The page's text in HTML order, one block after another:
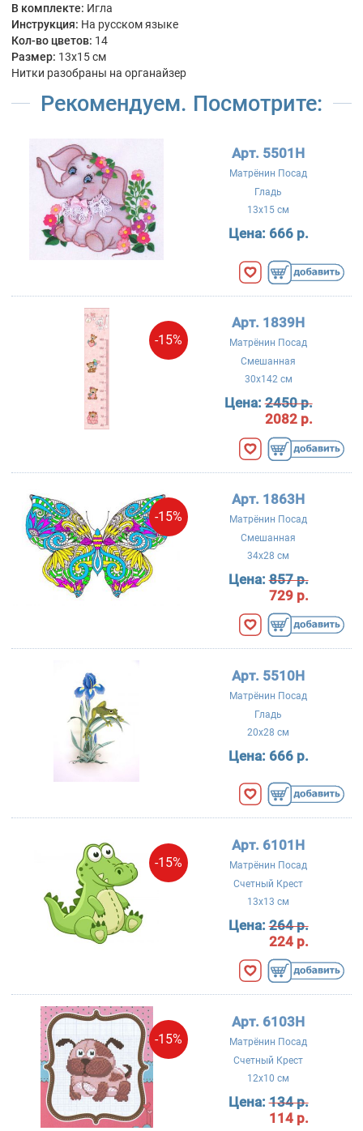
В комплекте: Игла
Инструкция: На русском языке
Кол-во цветов: 14
Размер: 13x15 см
Нитки разобраны на органайзер
Рекомендуем. Посмотрите:
Арт. 5501Н
Матрёнин Посад
Гладь
13x15 см
Цена: 666 р.
-15%
Арт. 1839Н
Матрёнин Посад
Смешанная
30x142 см
Цена:2450 р.
2082 р.
-15%
Арт. 1863Н
Матрёнин Посад
Смешанная
34x28 см
Цена:857 р.
729 р.
Арт. 5510Н
Матрёнин Посад
Гладь
20x28 см
Цена: 666 р.
-15%
Арт. 6101Н
Матрёнин Посад
Счетный Крест
13x13 см
Цена:264 р.
224 р.
-15%
Арт. 6103Н
Матрёнин Посад
Счетный Крест
12x10 см
Цена:134 р.
114 р.